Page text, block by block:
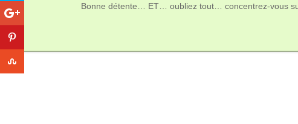
Bonne détente… ET… oubliez tout… concentrez-vous